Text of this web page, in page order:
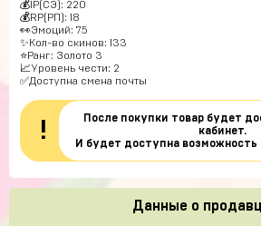
💰IP(СЭ): 220
💰RP(РП): 18
👀Эмоций: 75
✨Кол-во скинов: 133
⭐️Ранг: Золото 3
📈Уровень чести: 2
✅Доступна смена почты
!
После покупки товар будет
кабинет.
И будет доступна возможность
Данные о